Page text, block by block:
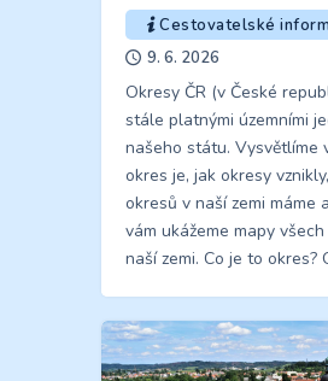
Cestovatelské
9. 6. 2026
Okresy ČR (v České
stále platnými územními
našeho státu. Vysvětlíme
okres je, jak okresy
okresů v naší zemi máme
vám ukážeme mapy
naší zemi. Co je to okres?